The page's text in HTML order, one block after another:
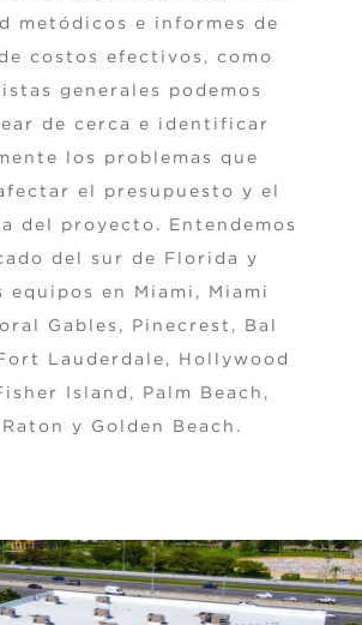
metódicos e informes de
costos efectivos, como
generales podemos
de cerca e identificar
los problemas que
el presupuesto y el
del proyecto. Entendemos
del sur de Florida y
equipos en Miami, Miami
Gables, Pinecrest, Bal
Lauderdale, Hollywood
Island, Palm Beach,
Raton y Golden Beach.